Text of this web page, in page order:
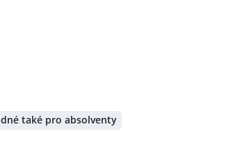
také pro absolventy